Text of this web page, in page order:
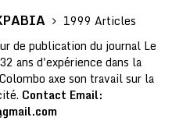
1999 Articles
de publication du journal Le
ans d'expérience dans la
axe son travail sur la
Contact Email: